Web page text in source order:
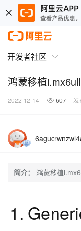
开发者社区
鸿蒙移植
2022-12-14 607 发
简介： 鸿蒙移植
1.